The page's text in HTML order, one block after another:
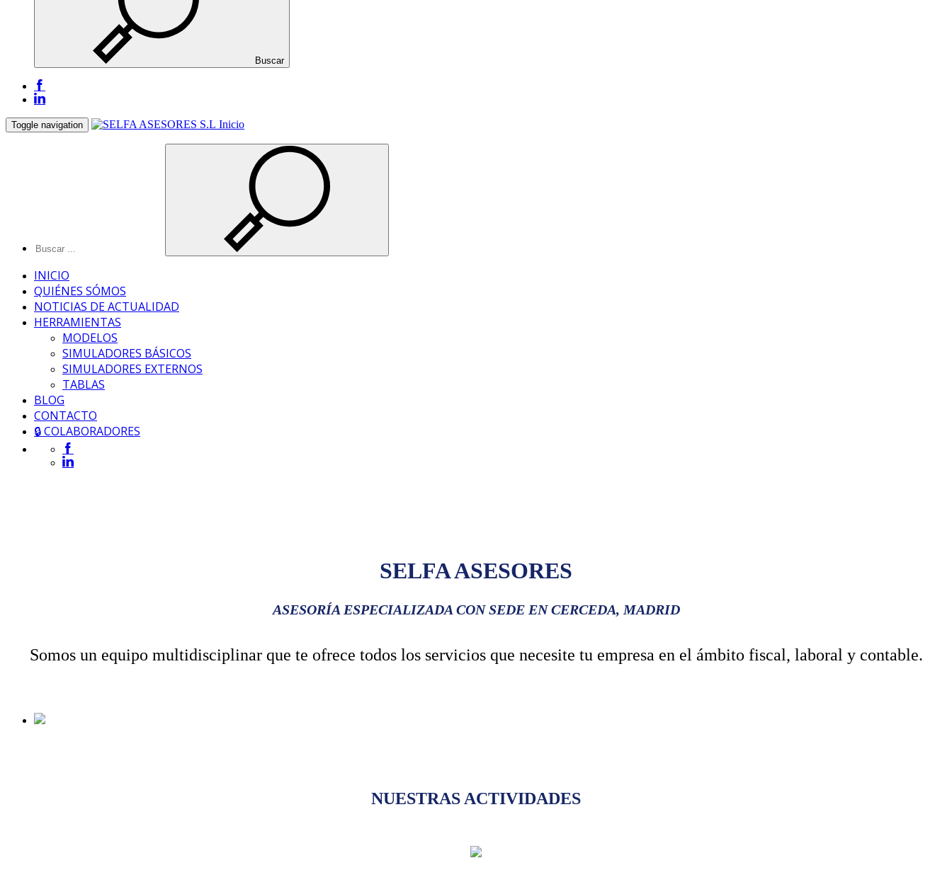
Buscar
Toggle navigation Inicio
INICIO
QUIÉNES SÓMOS
NOTICIAS DE ACTUALIDAD
HERRAMIENTAS
MODELOS
SIMULADORES BÁSICOS
SIMULADORES EXTERNOS
TABLAS
BLOG
CONTACTO
🔒 COLABORADORES
SELFA ASESORES
ASESORÍA ESPECIALIZADA CON SEDE EN CERCEDA, MADRID
Somos un equipo multidisciplinar que te ofrece todos los servicios que necesite tu empresa en el ámbito fiscal, laboral y contable.
NUESTRAS ACTIVIDADES